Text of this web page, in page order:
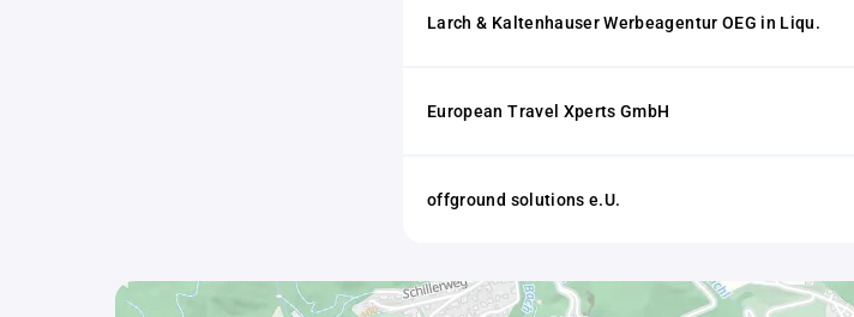
Larch & Kaltenhauser Werbeagentur OEG in Liqu.
European Travel Xperts GmbH
offground solutions e.U.